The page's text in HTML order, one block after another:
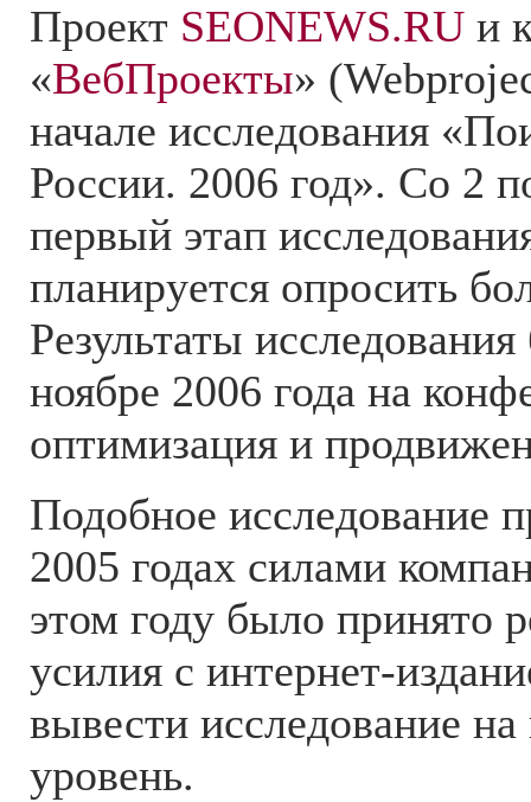
Проект SEONEWS.RU и
«ВебПроекты»
начале исследования
России. 2006 год». Со 2
первый этап
планируется опросить
Результаты
ноябре 2006 года на
оптимизация и
Подобное исследование
2005 годах силами
этом году было принято
усилия с интернет-
вывести исследование
уровень.